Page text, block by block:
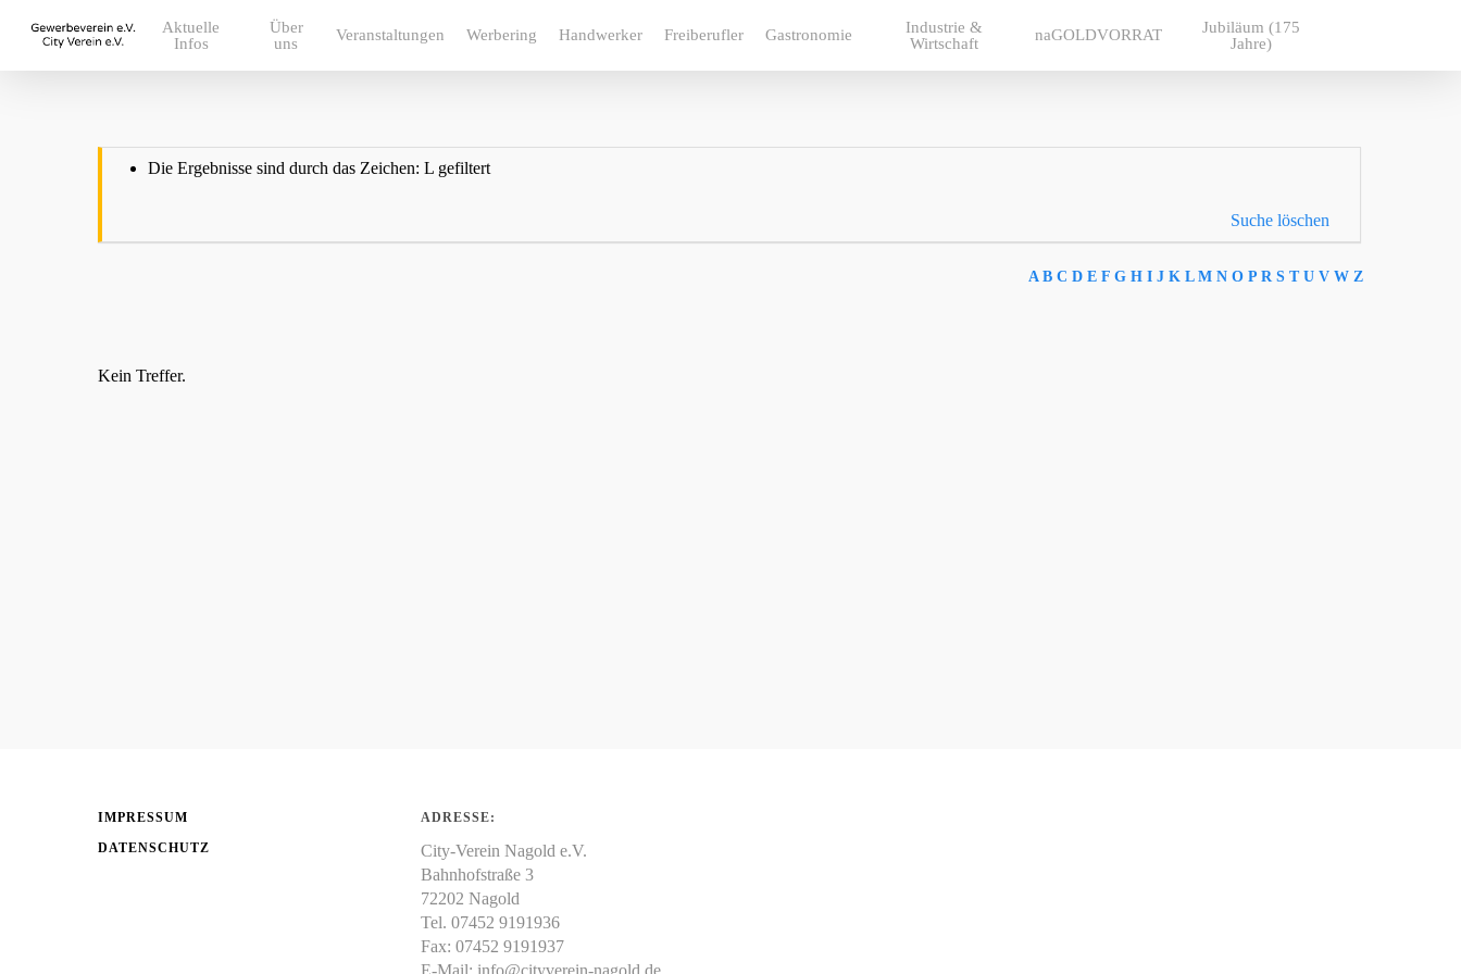
Aktuelle
Infos
Über
uns
Veranstaltungen Werbering Handwerker Freiberufler Gastronomie
Industrie &
Wirtschaft
naGOLDVORRAT
Jubiläum (175
Jahre)
Die Ergebnisse sind durch das Zeichen: L gefiltert
Suche löschen
A B C D E F G H I J K L M N O P R S T U V W Z
Kein Treffer.
IMPRESSUM
DATENSCHUTZ
ADRESSE:
City-Verein Nagold e.V.
Bahnhofstraße 3
72202 Nagold
Tel. 07452 9191936
Fax: 07452 9191937
E-Mail: info@cityverein-nagold.de